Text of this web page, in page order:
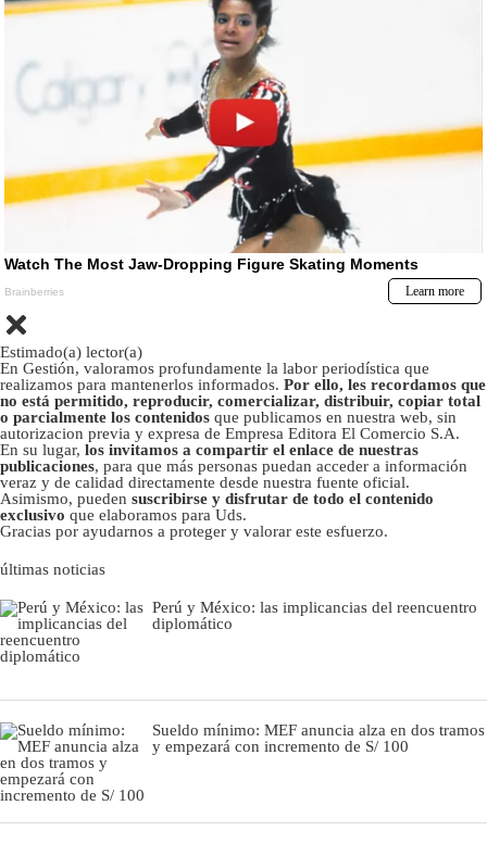
Estimado(a) lector(a)
En Gestión, valoramos profundamente la labor periodística que
realizamos para mantenerlos informados. Por ello, les recordamos que
no está permitido, reproducir, comercializar, distribuir, copiar total
o parcialmente los contenidos que publicamos en nuestra web, sin
autorizacion previa y expresa de Empresa Editora El Comercio S.A.
En su lugar, los invitamos a compartir el enlace de nuestras
publicaciones, para que más personas puedan acceder a información
veraz y de calidad directamente desde nuestra fuente oficial.
Asimismo, pueden suscribirse y disfrutar de todo el contenido
exclusivo que elaboramos para Uds.
Gracias por ayudarnos a proteger y valorar este esfuerzo.
últimas noticias
Perú y México: las implicancias del reencuentro
diplomático
Sueldo mínimo: MEF anuncia alza en dos tramos
y empezará con incremento de S/ 100